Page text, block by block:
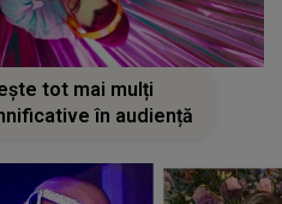
tot mai mulți
în audiență